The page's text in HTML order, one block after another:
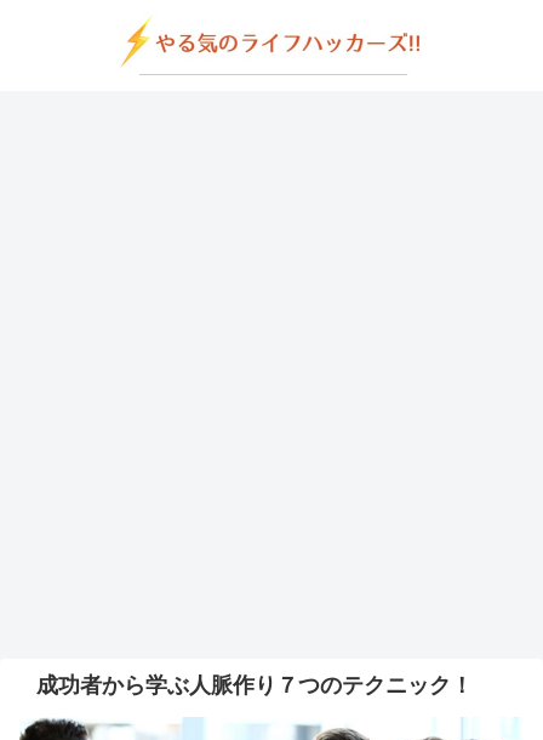
成功者から学ぶ人脈作り７つのテクニック！